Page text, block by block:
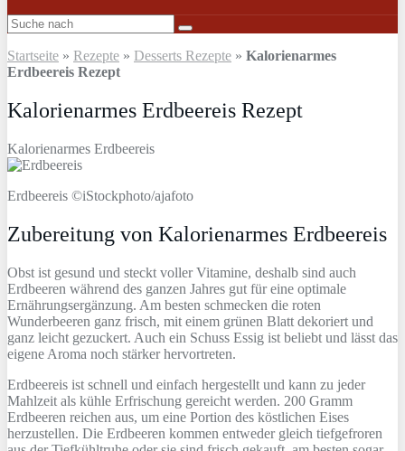
Startseite » Rezepte » Desserts Rezepte » Kalorienarmes
Erdbeereis Rezept
Kalorienarmes Erdbeereis Rezept
Kalorienarmes Erdbeereis
Erdbeereis ©iStockphoto/ajafoto
Zubereitung von Kalorienarmes Erdbeereis
Obst ist gesund und steckt voller Vitamine, deshalb sind auch
Erdbeeren während des ganzen Jahres gut für eine optimale
Ernährungsergänzung. Am besten schmecken die roten
Wunderbeeren ganz frisch, mit einem grünen Blatt dekoriert und
ganz leicht gezuckert. Auch ein Schuss Essig ist beliebt und lässt das
eigene Aroma noch stärker hervortreten.
Erdbeereis ist schnell und einfach hergestellt und kann zu jeder
Mahlzeit als kühle Erfrischung gereicht werden. 200 Gramm
Erdbeeren reichen aus, um eine Portion des köstlichen Eises
herzustellen. Die Erdbeeren kommen entweder gleich tiefgefroren